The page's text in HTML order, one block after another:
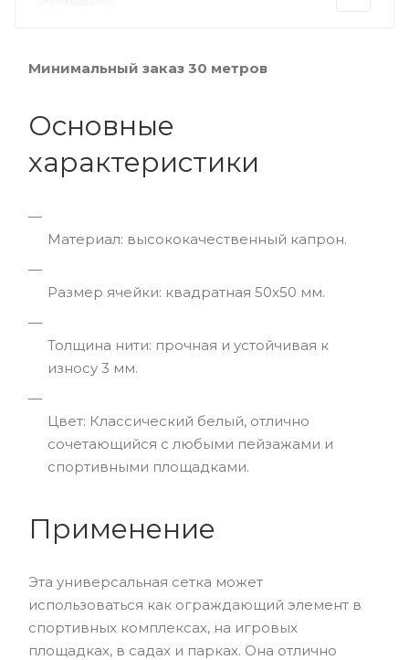
Минимальный заказ 30 метров
Основные
характеристики
Материал: высококачественный капрон.
Размер ячейки: квадратная 50x50 мм.
Толщина нити: прочная и устойчивая к
износу 3 мм.
Цвет: Классический белый, отлично
сочетающийся с любыми пейзажами и
спортивными площадками.
Применение
Эта универсальная сетка может
использоваться как ограждающий элемент в
спортивных комплексах, на игровых
площадках, в садах и парках. Она отлично